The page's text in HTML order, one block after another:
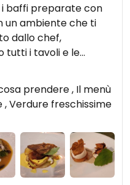
baffi preparate con
un ambiente che ti
dallo chef,
tutti i tavoli e le
ogni due settimane e
che sono colte
o da un orto lì
in una location
un'esperienza da
per gustare altre
prendere , Il menù
Verdure freschissime